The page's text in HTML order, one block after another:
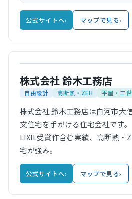
公式サイトへ› マップで見る›
公式サイト
株式会社 鈴木工務店
自由設計 高断熱・ZEH 平屋・二
株式会社 鈴木工務店は白河市大
文住宅を手がける住宅会社です
LIXIL受賞作含む実績、高断熱・
宅が強み。
公式サイトへ› マップで見る›